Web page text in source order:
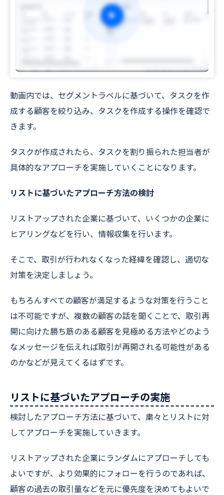
動画内では、セグメントラベルに基づいて、タスクを作
成する顧客を絞り込み、タスクを作成する操作を確認で
きます。
タスクが作成されたら、タスクを割り振られた担当者が
具体的なアプローチを実施していくことになります。
リストに基づいたアプローチ方法の検討
リストアップされた企業に基づいて、いくつかの企業に
ヒアリングなどを行い、情報収集を行います。
そこで、取引が行われなくなった経緯を確認し、適切な
対策を決定しましょう。
もちろんすべての顧客が満足するような対策を行うこと
は不可能ですが、複数の顧客の話を聞くことで、取引再
開に向けた勝ち筋のある顧客を見極める方法やどのよう
なメッセージを伝えれば取引が再開される可能性がある
のかなどが見えてくるはずです。
リストに基づいたアプローチの実施
検討したアプローチ方法に基づいて、粛々とリストに対
してアプローチを実施していきます。
リストアップされた企業にランダムにアプローチしても
よいですが、より効果的にフォローを行うのであれば、
顧客の過去の取引量などを元に優先度を決めてもよいで